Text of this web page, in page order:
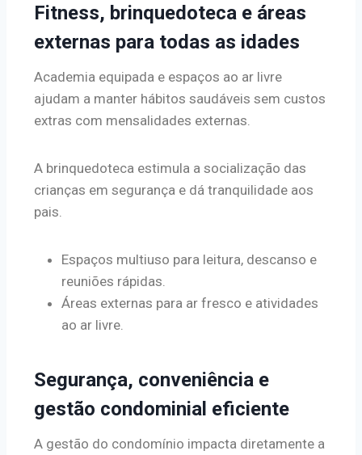
Fitness, brinquedoteca e áreas
externas para todas as idades
Academia equipada e espaços ao ar livre
ajudam a manter hábitos saudáveis sem custos
extras com mensalidades externas.
A brinquedoteca estimula a socialização das
crianças em segurança e dá tranquilidade aos
pais.
Espaços multiuso para leitura, descanso e
reuniões rápidas.
Áreas externas para ar fresco e atividades
ao ar livre.
Segurança, conveniência e
gestão condominial eficiente
A gestão do condomínio impacta diretamente a